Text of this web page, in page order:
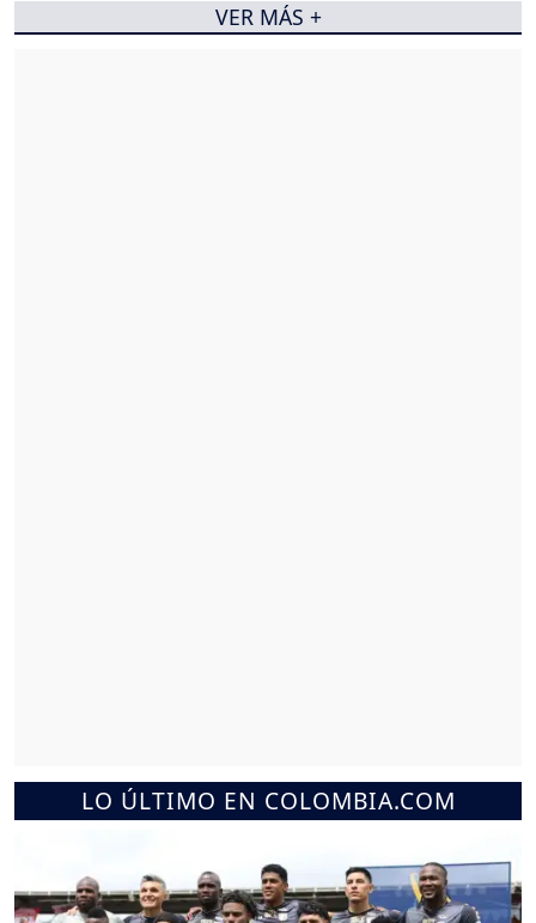
LO ÚLTIMO EN COLOMBIA.COM
VER MÁS +